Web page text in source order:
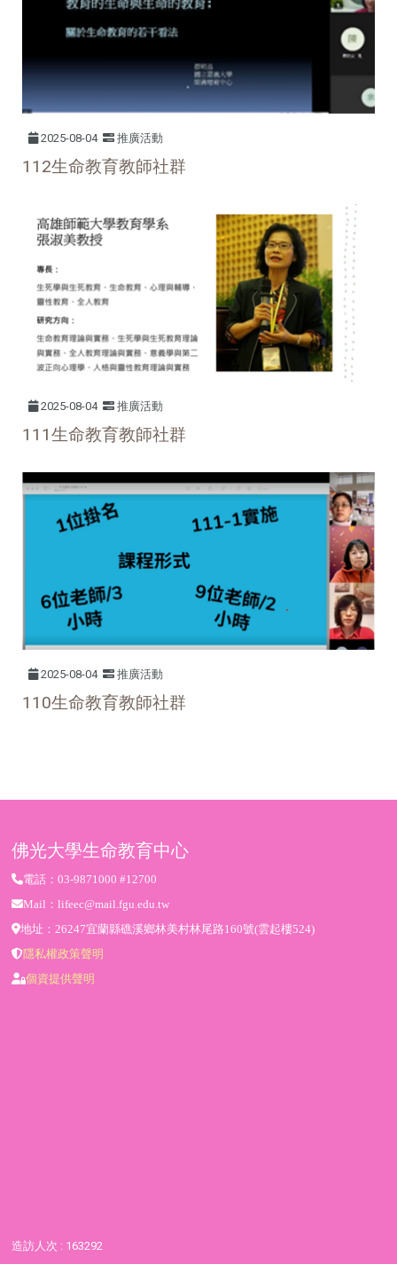
2025-08-04 推廣活動
112生命教育教師社群
2025-08-04 推廣活動
111生命教育教師社群
2025-08-04 推廣活動
110生命教育教師社群
佛光大學生命教育中心
電話：03-9871000 #12700
Mail：lifeec@mail.fgu.edu.tw
地址：26247宜蘭縣礁溪鄉林美村林尾路160號(雲起樓524)
隱私權政策聲明
個資提供聲明
造訪人次 : 163292